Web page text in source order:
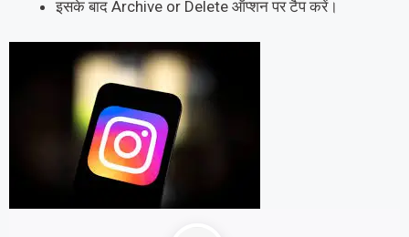
इसके बाद Archive or Delete ऑप्शन पर टैप करें।